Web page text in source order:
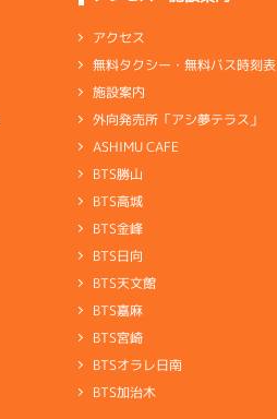
アクセス
無料タクシー・無料バス時刻表
施設案内
外向発売所「アシ夢テラス」
ASHIMU CAFE
BTS勝山
BTS高城
BTS金峰
BTS日向
BTS天文館
BTS嘉麻
BTS宮崎
BTSオラレ日南
BTS加治木